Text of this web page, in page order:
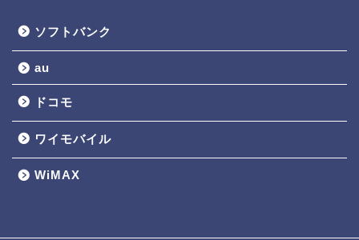
ソフトバンク
au
ドコモ
ワイモバイル
WiMAX